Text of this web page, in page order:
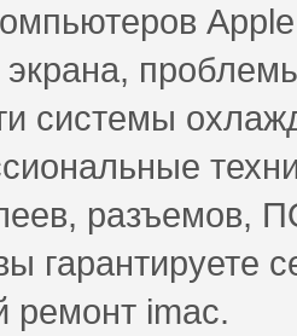
экрана,
системы
разъемов,
гарантируете
ремонт imac.